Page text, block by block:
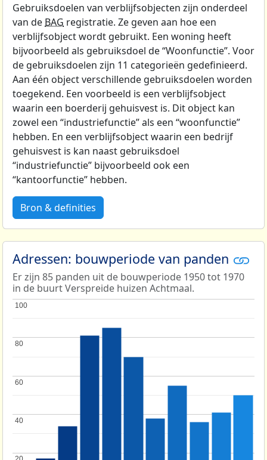
Gebruiksdoelen van verblijfsobjecten zijn onderdeel
van de BAG registratie. Ze geven aan hoe een
verblijfsobject wordt gebruikt. Een woning heeft
bijvoorbeeld als gebruiksdoel de “Woonfunctie”. Voor
de gebruiksdoelen zijn 11 categorieën gedefinieerd.
Aan één object verschillende gebruiksdoelen worden
toegekend. Een voorbeeld is een verblijfsobject
waarin een boerderij gehuisvest is. Dit object kan
zowel een “industriefunctie” als een “woonfunctie”
hebben. En een verblijfsobject waarin een bedrijf
gehuisvest is kan naast gebruiksdoel
“industriefunctie” bijvoorbeeld ook een
“kantoorfunctie” hebben.
Bron & definities
Adressen: bouwperiode van panden
Er zijn 85 panden uit de bouwperiode 1950 tot 1970
in de buurt Verspreide huizen Achtmaal.
40
40
60
60
80
80
100
100